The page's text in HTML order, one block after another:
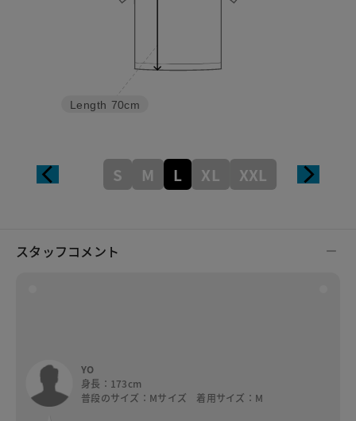
Length 70cm
S M L XL XXL
スタッフコメント
YO
身長：173cm
普段のサイズ：Mサイズ 着用サイズ：M